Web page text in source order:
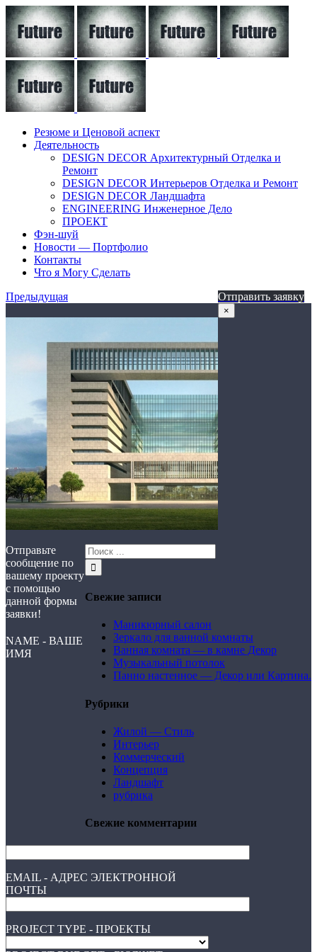
Резюме и Ценовой аспект
Деятельность
DESIGN DECOR Архитектурный Отделка и
Ремонт
DESIGN DECOR Интерьеров Отделка и Ремонт
DESIGN DECOR Ландшафта
ENGINEERING Инженерное Дело
ПРОЕКТ
Фэн-шуй
Новости — Портфолио
Контакты
Что я Могу Сделать
Предыдущая
Свежие записи
Маникюрный салон
Зеркало для ванной комнаты
Ванная комната — в камне Декор
Музыкальный потолок
Панно настенное — Декор или Картина.
Рубрики
Жилой — Стиль
Интерьер
Коммерческий
Концепция
Ландшафт
рубрика
Свежие комментарии
Отправить заявку
×
Отправьте
сообщение по
вашему проекту
с помощью
данной формы
заявки!
NAME - ВАШЕ
ИМЯ
EMAIL - АДРЕС ЭЛЕКТРОННОЙ
ПОЧТЫ
PROJECT TYPE - ПРОЕКТЫ